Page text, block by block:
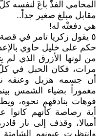
المحامي الفذّ باعَ لنفسه
مقابل مبلغ صغير جداً..
هي دفعتْه له!
٥ يقول زكريا تامر في قصة «مختصر ما حدث»:
حكم على خليل حاوي
من لونها الأزرق الذي لم
مرات، فكان الحبل في
أن جسمه هزيل وعنقه
مغموراً بضياء الشمس
فوهات بنادقهم نحوه،
أية رصاصة كأنهم كانوا
أميالا، وقذف إلى نار
وانتظرت عيونهم